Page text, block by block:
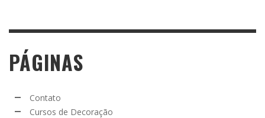
PÁGINAS
Contato
Cursos de Decoração